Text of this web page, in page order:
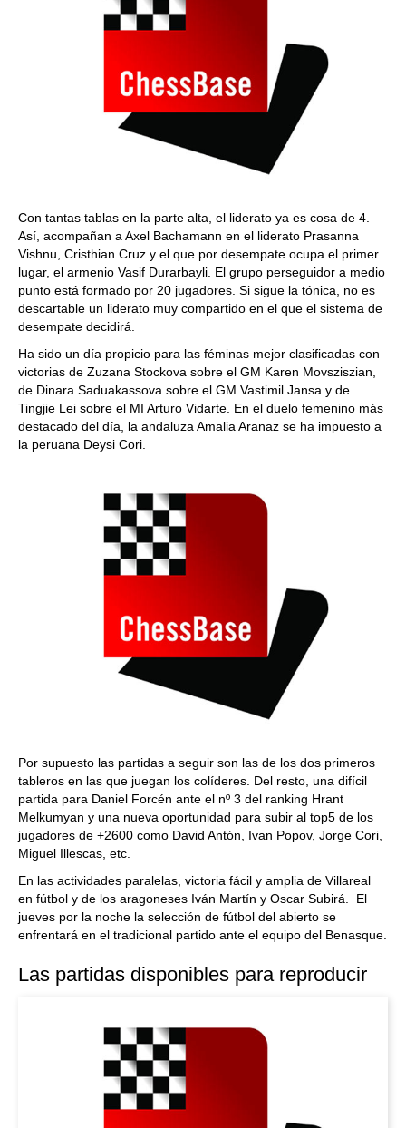
Con tantas tablas en la parte alta, el liderato ya es cosa de 4.
Así, acompañan a Axel Bachamann en el liderato Prasanna
Vishnu, Cristhian Cruz y el que por desempate ocupa el primer
lugar, el armenio Vasif Durarbayli. El grupo perseguidor a medio
punto está formado por 20 jugadores. Si sigue la tónica, no es
descartable un liderato muy compartido en el que el sistema de
desempate decidirá.
Ha sido un día propicio para las féminas mejor clasificadas con
victorias de Zuzana Stockova sobre el GM Karen Movsziszian,
de Dinara Saduakassova sobre el GM Vastimil Jansa y de
Tingjie Lei sobre el MI Arturo Vidarte. En el duelo femenino más
destacado del día, la andaluza Amalia Aranaz se ha impuesto a
la peruana Deysi Cori.
Por supuesto las partidas a seguir son las de los dos primeros
tableros en las que juegan los colíderes. Del resto, una difícil
partida para Daniel Forcén ante el nº 3 del ranking Hrant
Melkumyan y una nueva oportunidad para subir al top5 de los
jugadores de +2600 como David Antón, Ivan Popov, Jorge Cori,
Miguel Illescas, etc.
En las actividades paralelas, victoria fácil y amplia de Villareal
en fútbol y de los aragoneses Iván Martín y Oscar Subirá. El
jueves por la noche la selección de fútbol del abierto se
enfrentará en el tradicional partido ante el equipo del Benasque.
Las partidas disponibles para reproducir